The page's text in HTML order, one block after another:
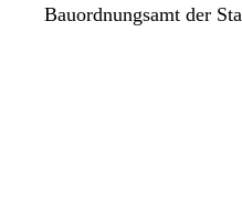
Bauordnungsamt der